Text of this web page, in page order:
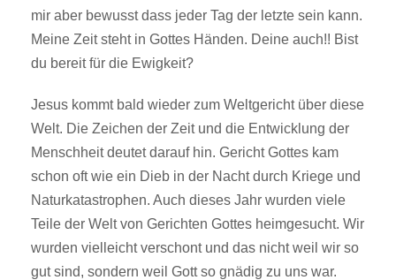
mir aber bewusst dass jeder Tag der letzte sein kann.
Meine Zeit steht in Gottes Händen. Deine auch!! Bist
du bereit für die Ewigkeit?
Jesus kommt bald wieder zum Weltgericht über diese
Welt. Die Zeichen der Zeit und die Entwicklung der
Menschheit deutet darauf hin. Gericht Gottes kam
schon oft wie ein Dieb in der Nacht durch Kriege und
Naturkatastrophen. Auch dieses Jahr wurden viele
Teile der Welt von Gerichten Gottes heimgesucht. Wir
wurden vielleicht verschont und das nicht weil wir so
gut sind, sondern weil Gott so gnädig zu uns war.